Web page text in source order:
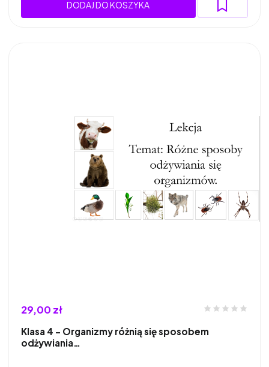
DODAJ DO KOSZYKA
29,00 zł
Klasa 4 - Organizmy różnią się sposobem
odżywiania…